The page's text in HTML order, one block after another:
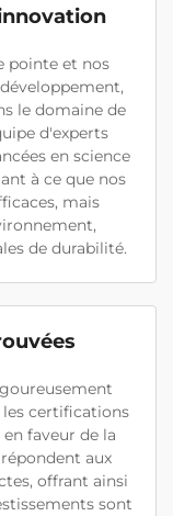
pointe et nos
le domaine de
d'experts
en science
à ce que nos
mais
de durabilité.
certifications
faveur de la
aux
offrant ainsi
sont